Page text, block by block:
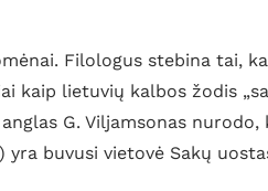
Filologus stebina tai,
kaip lietuvių kalbos žodis
G. Viljamsonas nurodo,
buvusi vietovė Sakų